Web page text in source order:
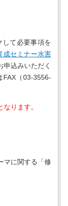
して必要事項を
成セミナー水害
申込みいただく
FAX（03-3556-
ります。
マに関する「修